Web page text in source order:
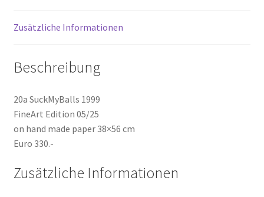
Zusätzliche Informationen
Beschreibung
20a SuckMyBalls 1999
FineArt Edition 05/25
on hand made paper 38×56 cm
Euro 330.-
Zusätzliche Informationen